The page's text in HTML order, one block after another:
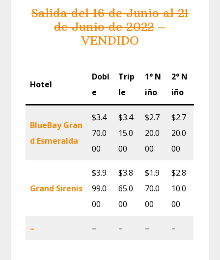
Salida del 16 de Junio al 21
de Junio de 2022 –
VENDIDO
Hotel
Dobl
e
Trip
le
1° N
iño
2° N
iño
BlueBay Gran
d Esmeralda
$3.4
70.0
00
$3.4
15.0
00
$2.7
20.0
00
$2.7
20.0
00
Grand Sirenis
$3.9
99.0
00
$3.8
65.0
00
$1.9
70.0
00
$2.8
10.0
00
– – – – –